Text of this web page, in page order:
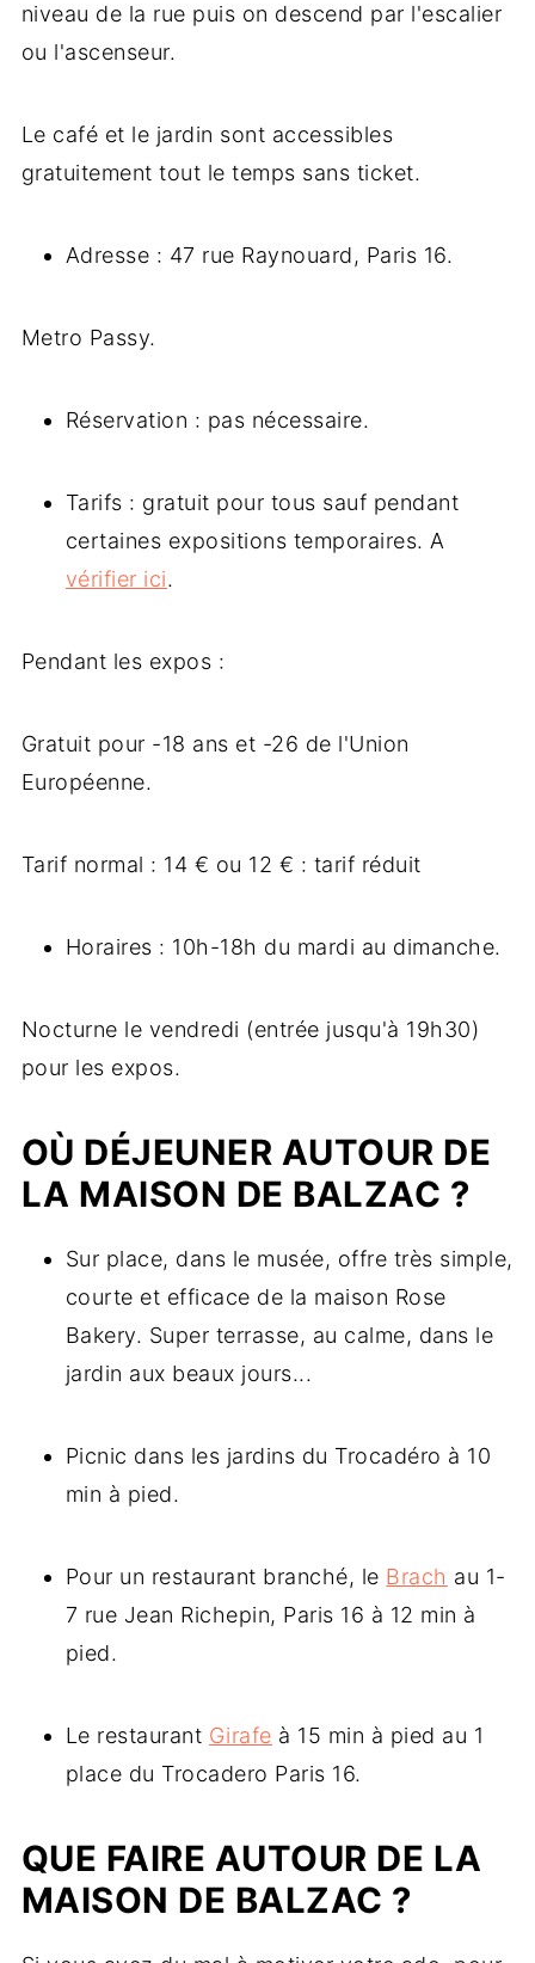
niveau de la rue puis on descend par l'escalier
ou l'ascenseur.
Le café et le jardin sont accessibles
gratuitement tout le temps sans ticket.
Adresse : 47 rue Raynouard, Paris 16.
Metro Passy.
Réservation : pas nécessaire.
Tarifs : gratuit pour tous sauf pendant
certaines expositions temporaires. A
vérifier ici.
Pendant les expos :
Gratuit pour -18 ans et -26 de l'Union
Européenne.
Tarif normal : 14 € ou 12 € : tarif réduit
Horaires : 10h-18h du mardi au dimanche.
Nocturne le vendredi (entrée jusqu'à 19h30)
pour les expos.
OÙ DÉJEUNER AUTOUR DE
LA MAISON DE BALZAC ?
Sur place, dans le musée, offre très simple,
courte et efficace de la maison Rose
Bakery. Super terrasse, au calme, dans le
jardin aux beaux jours...
Picnic dans les jardins du Trocadéro à 10
min à pied.
Pour un restaurant branché, le Brach au 1-
7 rue Jean Richepin, Paris 16 à 12 min à
pied.
Le restaurant Girafe à 15 min à pied au 1
place du Trocadero Paris 16.
QUE FAIRE AUTOUR DE LA
MAISON DE BALZAC ?